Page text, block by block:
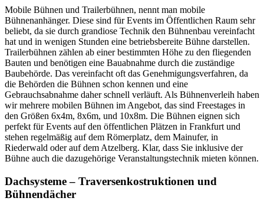
Mobile Bühnen und Trailerbühnen, nennt man mobile
Bühnenanhänger. Diese sind für Events im Öffentlichen Raum sehr
beliebt, da sie durch grandiose Technik den Bühnenbau vereinfacht
hat und in wenigen Stunden eine betriebsbereite Bühne darstellen.
Trailerbühnen zählen ab einer bestimmten Höhe zu den fliegenden
Bauten und benötigen eine Bauabnahme durch die zuständige
Baubehörde. Das vereinfacht oft das Genehmigungsverfahren, da
die Behörden die Bühnen schon kennen und eine
Gebrauchsabnahme daher schnell verläuft. Als Bühnenverleih haben
wir mehrere mobilen Bühnen im Angebot, das sind Freestages in
den Größen 6x4m, 8x6m, und 10x8m. Die Bühnen eignen sich
perfekt für Events auf den öffentlichen Plätzen in Frankfurt und
stehen regelmäßig auf dem Römerplatz, dem Mainufer, in
Riederwald oder auf dem Atzelberg. Klar, dass Sie inklusive der
Bühne auch die dazugehörige Veranstaltungstechnik mieten können.
Dachsysteme – Traversenkostruktionen und
Bühnendächer